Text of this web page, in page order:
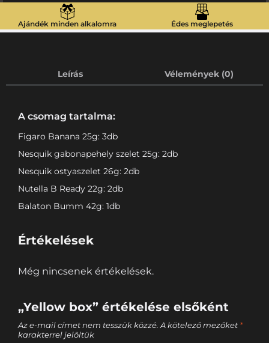
Ajándék minden alkalomra Édes meglepetés
Leírás Vélemények (0)
A csomag tartalma:
Figaro Banana 25g: 3db
Nesquik gabonapehely szelet 25g: 2db
Nesquik ostyaszelet 26g: 2db
Nutella B Ready 22g: 2db
Balaton Bumm 42g: 1db
Értékelések
Még nincsenek értékelések.
„Yellow box” értékelése elsőként
Az e-mail címet nem tesszük közzé. A kötelező mezőket *
karakterrel jelöltük